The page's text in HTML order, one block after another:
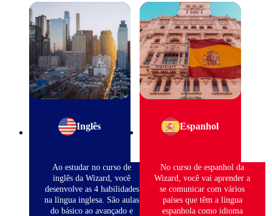
Inglês
Ao estudar no curso de
inglês da Wizard, você
desenvolve as 4 habilidades
na língua inglesa. São aulas
do básico ao avançado e
Espanhol
No curso de espanhol da
Wizard, você vai aprender a
se comunicar com vários
países que têm a língua
espanhola como idioma